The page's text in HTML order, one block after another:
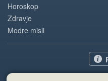
Horoskop
Zdravje
Modre misli